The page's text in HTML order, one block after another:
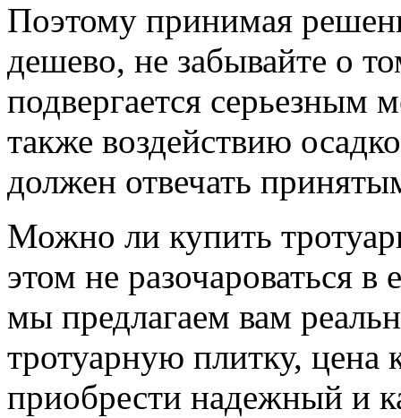
Поэтому принимая
дешево, не забывайте о
подвергается серьезным
также воздействию
должен отвечать
Можно ли купить
этом не разочароваться в
мы предлагаем вам
тротуарную плитку, цена
приобрести надежный и